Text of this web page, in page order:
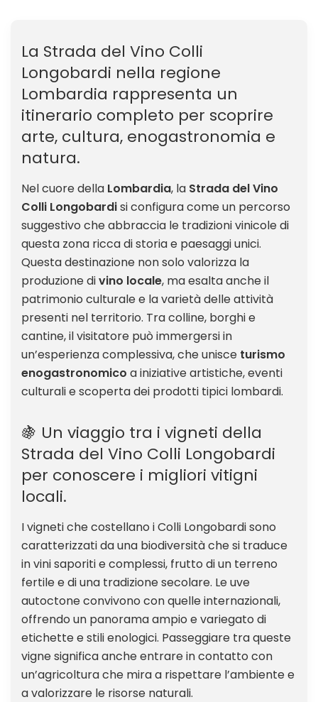
La Strada del Vino Colli
Longobardi nella regione
Lombardia rappresenta un
itinerario completo per scoprire
arte, cultura, enogastronomia e
natura.
Nel cuore della Lombardia, la Strada del Vino
Colli Longobardisi configura come un percorso
suggestivo che abbraccia le tradizioni vinicole di
questa zona ricca di storia e paesaggi unici.
Questa destinazione non solo valorizza la
produzione divino locale, ma esalta anche il
patrimonio culturale e la varietà delle attività
presenti nel territorio. Tra colline, borghi e
cantine, il visitatore può immergersi in
un’esperienza complessiva, che unisce turismo
enogastronomico a iniziative artistiche, eventi
culturali e scoperta dei prodotti tipici lombardi.
🍇 Un viaggio tra i vigneti della
Strada del Vino Colli Longobardi
per conoscere i migliori vitigni
locali.
I vigneti che costellano i Colli Longobardi sono
caratterizzati da una biodiversità che si traduce
in vini saporiti e complessi, frutto di un terreno
fertile e di una tradizione secolare. Le uve
autoctone convivono con quelle internazionali,
offrendo un panorama ampio e variegato di
etichette e stili enologici. Passeggiare tra queste
vigne significa anche entrare in contatto con
un’agricoltura che mira a rispettare l’ambiente e
a valorizzare le risorse naturali.